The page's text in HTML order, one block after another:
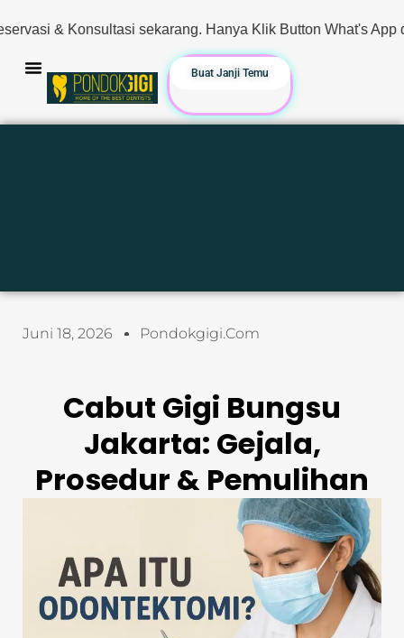
Hanya Klik Button What's App di bawah!
Buat Janji Temu
Juni 18, 2026 Pondokgigi.com
Cabut Gigi Bungsu
Jakarta: Gejala,
Prosedur & Pemulihan